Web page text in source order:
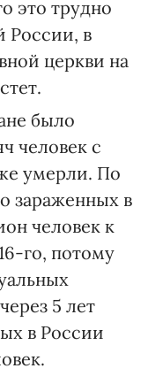
это трудно
России, в
церкви на
было
человек с
умерли. По
зараженных в
человек к
го, потому
5 лет
в России